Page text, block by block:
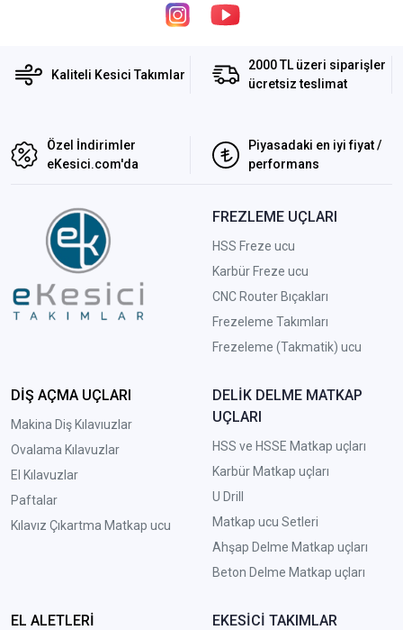
Kaliteli Kesici Takımlar
2000 TL üzeri siparişler
ücretsiz teslimat
Özel İndirimler
eKesici.com'da
Piyasadaki en iyi fiyat /
performans
FREZLEME UÇLARI
HSS Freze ucu
Karbür Freze ucu
CNC Router Bıçakları
Frezeleme Takımları
Frezeleme (Takmatik) ucu
DİŞ AÇMA UÇLARI
Makina Diş Kılavıuzlar
Ovalama Kılavuzlar
El Kılavuzlar
Paftalar
Kılavız Çıkartma Matkap ucu
DELİK DELME MATKAP
UÇLARI
HSS ve HSSE Matkap uçları
Karbür Matkap uçları
U Drill
Matkap ucu Setleri
Ahşap Delme Matkap uçları
Beton Delme Matkap uçları
EL ALETLERİ EKESİCİ TAKIMLAR